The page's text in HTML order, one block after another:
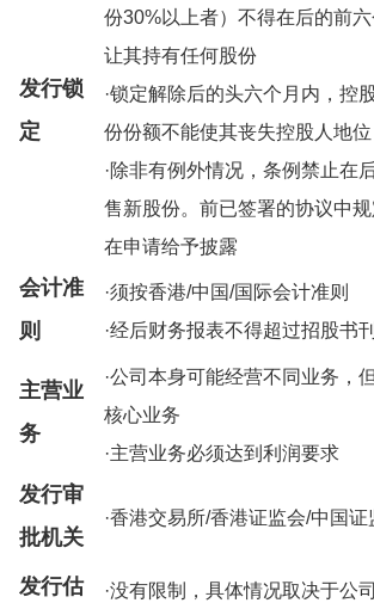
发行锁
定
份30%以上者）不得在后的前
让其持有任何股份
·锁定解除后的头六个月内，控
份份额不能使其丧失控股人地位
·除非有例外情况，条例禁止在
售新股份。前已签署的协议中
在申请给予披露
会计准
则
·须按香港/中国/国际会计准则
·经后财务报表不得超过招股书
主营业
务
·公司本身可能经营不同业务，
核心业务
·主营业务必须达到利润要求
发行审
批机关
·香港交易所/香港证监会/中国证
发行估
·没有限制，具体情况取决于公